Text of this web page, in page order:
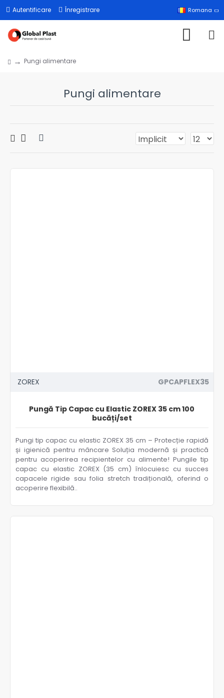
Autentificare Înregistrare Romana
Pungi alimentare
Pungi alimentare
ZOREX GPCAPFLEX35
Pungă Tip Capac cu Elastic ZOREX 35 cm 100
bucăți/set
Pungi tip capac cu elastic ZOREX 35 cm – Protecție rapidă
și igienică pentru mâncare Soluția modernă și practică
pentru acoperirea recipientelor cu alimente! Pungile tip
capac cu elastic ZOREX (35 cm) înlocuiesc cu succes
capacele rigide sau folia stretch tradițională, oferind o
acoperire flexibilă..